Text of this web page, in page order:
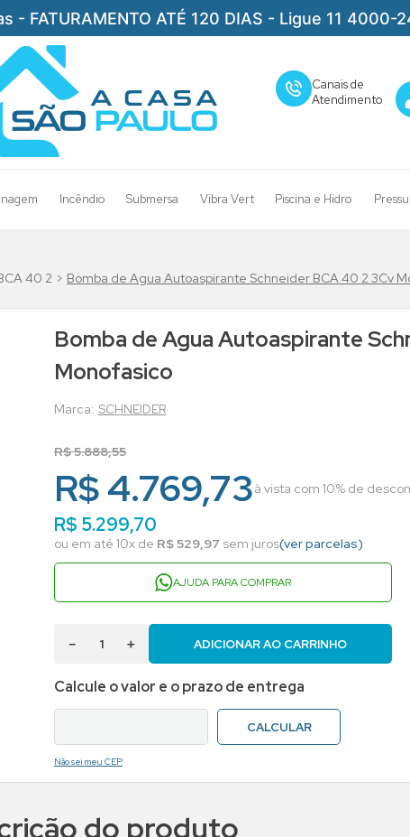
- FATURAMENTO ATÉ 120 DIAS - Ligue 11 4000-
Canais de
Atendimento
Incêndio Submersa Vibra Vert Piscina e Hidro
40 2 Bomba de Agua Autoaspirante Schneider BCA 40 2 3Cv
Bomba de Agua Autoaspirante
Monofasico
SCHNEIDER
R$5.888,55
R$ 4.769,73à vista com 10% de
R$ 5.299,70
ou em até 10x de R$529,97 sem juros(ver parcelas)
AJUDA PARA COMPRAR
＋
－ ADICIONAR AO CARRINHO
Não sei meu CEP
do produto